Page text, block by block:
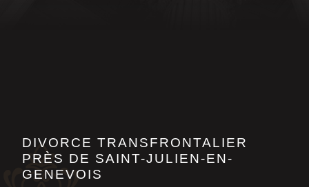
DIVORCE TRANSFRONTALIER
PRÈS DE SAINT-JULIEN-EN-
GENEVOIS